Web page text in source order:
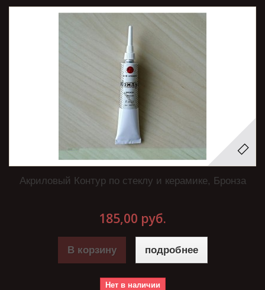
Акриловый Контур по стеклу и керамике, Бронза
185,00 руб.
В корзину подробнее
Нет в наличии